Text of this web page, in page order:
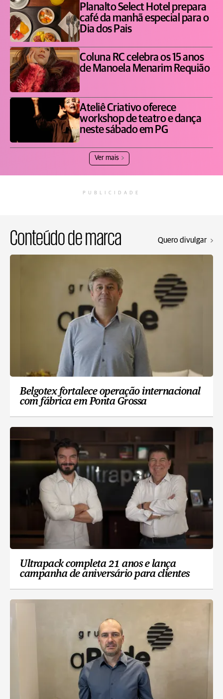
Planalto Select Hotel prepara
café da manhã especial para o
Dia dos Pais
Coluna RC celebra os 15 anos
de Manoela Menarim Requião
Ateliê Criativo oferece
workshop de teatro e dança
neste sábado em PG
Ver mais
PUBLICIDADE
Conteúdo de marca Quero divulgar
Belgotex fortalece operação internacional
com fábrica em Ponta Grossa
Ultrapack completa 21 anos e lança
campanha de aniversário para clientes